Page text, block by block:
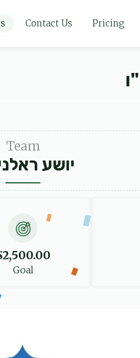
Contact Us Pricing
Team
יושע
Goal